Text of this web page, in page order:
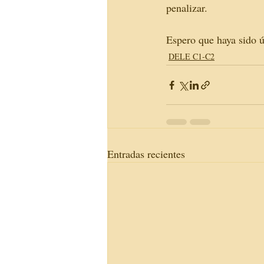
penalizar.
Espero que haya sido
DELE C1-C2
Entradas recientes